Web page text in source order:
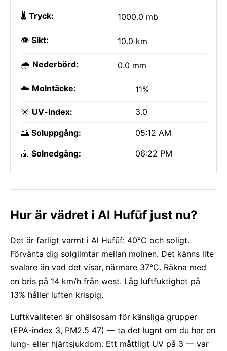
🌡️ Tryck: 1000.0 mb
👁️ Sikt: 10.0 km
🌧️ Nederbörd: 0.0 mm
☁️ Molntäcke: 11%
☀️ UV-index: 3.0
🌅 Soluppgång: 05:12 AM
🌇 Solnedgång: 06:22 PM
Hur är vädret i Al Hufūf just nu?
Det är farligt varmt i Al Hufūf: 40°C och soligt.
Förvänta dig solglimtar mellan molnen. Det känns lite
svalare än vad det visar, närmare 37°C. Räkna med
en bris på 14 km/h från west. Låg luftfuktighet på
13% håller luften krispig.
Luftkvaliteten är ohälsosam för känsliga grupper
(EPA-index 3, PM2.5 47) — ta det lugnt om du har en
lung- eller hjärtsjukdom. Ett måttligt UV på 3 — var